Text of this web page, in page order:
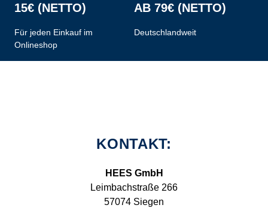
15€ (NETTO)
Für jeden Einkauf im
Onlineshop
AB 79€ (NETTO)
Deutschlandweit
KONTAKT:
HEES GmbH
Leimbachstraße 266
57074 Siegen